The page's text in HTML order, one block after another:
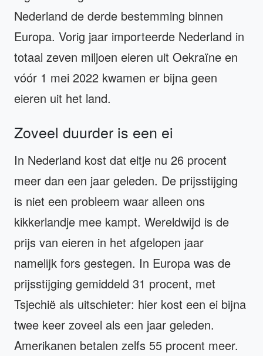
Nederland de derde bestemming binnen
Europa. Vorig jaar importeerde Nederland in
totaal zeven miljoen eieren uit Oekraïne en
vóór 1 mei 2022 kwamen er bijna geen
eieren uit het land.
Zoveel duurder is een ei
In Nederland kost dat eitje nu 26 procent
meer dan een jaar geleden. De prijsstijging
is niet een probleem waar alleen ons
kikkerlandje mee kampt. Wereldwijd is de
prijs van eieren in het afgelopen jaar
namelijk fors gestegen. In Europa was de
prijsstijging gemiddeld 31 procent, met
Tsjechië als uitschieter: hier kost een ei bijna
twee keer zoveel als een jaar geleden.
Amerikanen betalen zelfs 55 procent meer.